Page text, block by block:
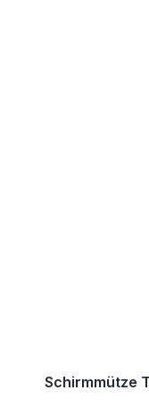
Schirmmütze